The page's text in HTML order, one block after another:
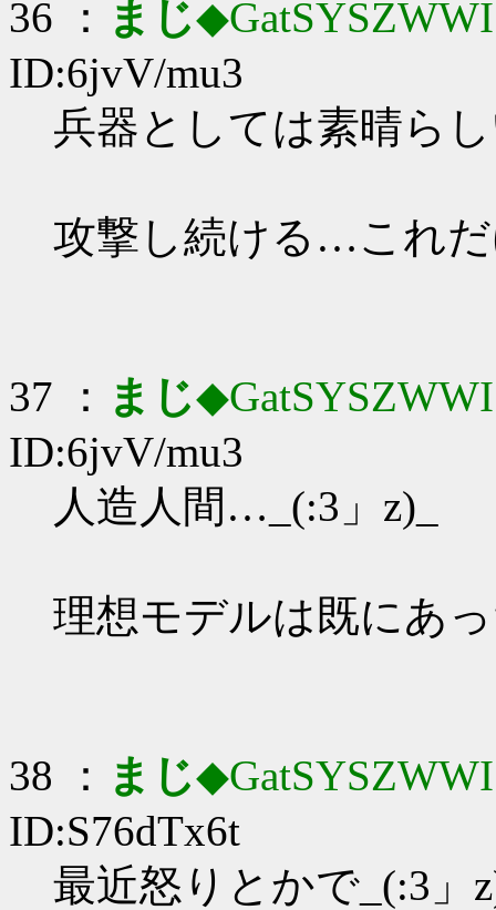
36 ： まじ◆GatSYSZWWI
ID:6jvV/mu3
兵器としては素晴ら
攻撃し続ける…これ
37 ： まじ◆GatSYSZWWI
ID:6jvV/mu3
人造人間…_(:3」z)_
理想モデルは既にあ
38 ： まじ◆GatSYSZWWI
ID:S76dTx6t
最近怒りとかで_(:3」